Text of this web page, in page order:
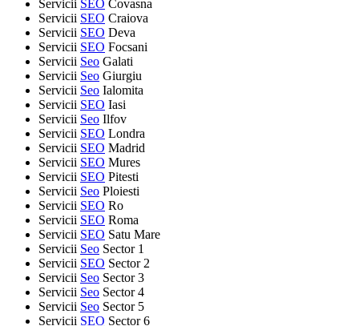
Servicii SEO Covasna
Servicii SEO Craiova
Servicii SEO Deva
Servicii SEO Focsani
Servicii Seo Galati
Servicii Seo Giurgiu
Servicii Seo Ialomita
Servicii SEO Iasi
Servicii Seo Ilfov
Servicii SEO Londra
Servicii SEO Madrid
Servicii SEO Mures
Servicii SEO Pitesti
Servicii Seo Ploiesti
Servicii SEO Ro
Servicii SEO Roma
Servicii SEO Satu Mare
Servicii Seo Sector 1
Servicii SEO Sector 2
Servicii Seo Sector 3
Servicii Seo Sector 4
Servicii Seo Sector 5
Servicii SEO Sector 6